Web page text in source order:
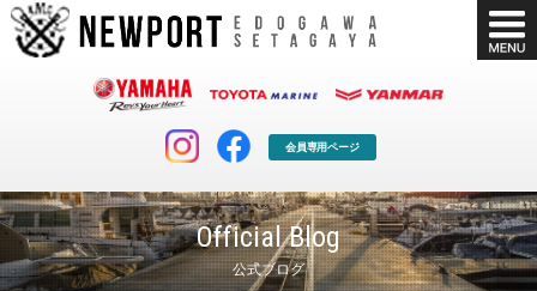
会員専用ページ
Official Blog
公式ブログ